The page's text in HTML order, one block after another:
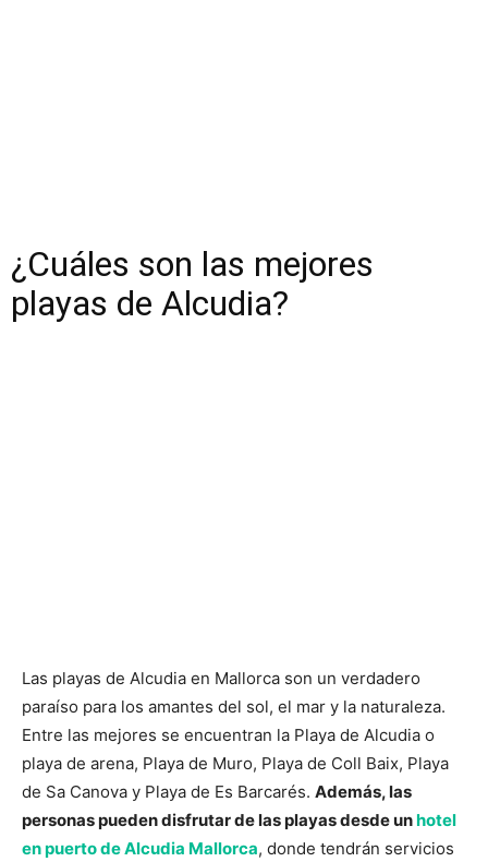
¿Cuáles son las mejores
playas de Alcudia?
Las playas de Alcudia en Mallorca son un verdadero
paraíso para los amantes del sol, el mar y la naturaleza.
Entre las mejores se encuentran la Playa de Alcudia o
playa de arena, Playa de Muro, Playa de Coll Baix, Playa
de Sa Canova y Playa de Es Barcarés. Además, las
personas pueden disfrutar de las playas desde unhotel
en puerto de Alcudia Mallorca, donde tendrán servicios